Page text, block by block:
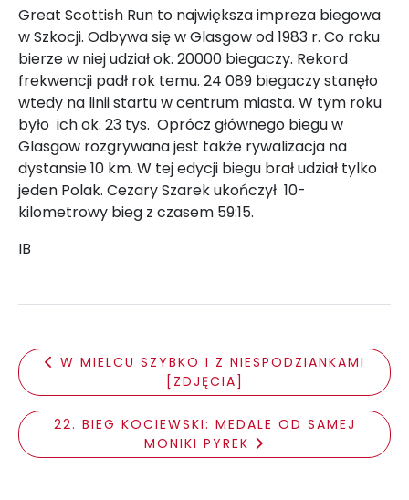
Great Scottish Run to największa impreza biegowa
w Szkocji. Odbywa się w Glasgow od 1983 r. Co roku
bierze w niej udział ok. 20000 biegaczy. Rekord
frekwencji padł rok temu. 24 089 biegaczy stanęło
wtedy na linii startu w centrum miasta. W tym roku
było ich ok. 23 tys. Oprócz głównego biegu w
Glasgow rozgrywana jest także rywalizacja na
dystansie 10 km. W tej edycji biegu brał udział tylko
jeden Polak. Cezary Szarek ukończył 10-
kilometrowy bieg z czasem 59:15.
IB
W MIELCU SZYBKO I Z NIESPODZIANKAMI
[ZDJĘCIA]
22. BIEG KOCIEWSKI: MEDALE OD SAMEJ
MONIKI PYREK